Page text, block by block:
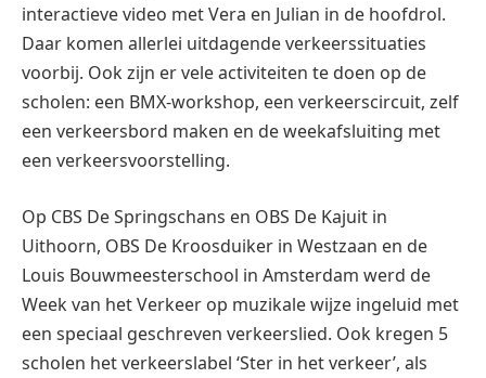
interactieve video met Vera en Julian in de hoofdrol.
Daar komen allerlei uitdagende verkeerssituaties
voorbij. Ook zijn er vele activiteiten te doen op de
scholen: een BMX-workshop, een verkeerscircuit, zelf
een verkeersbord maken en de weekafsluiting met
een verkeersvoorstelling.
Op CBS De Springschans en OBS De Kajuit in
Uithoorn, OBS De Kroosduiker in Westzaan en de
Louis Bouwmeesterschool in Amsterdam werd de
Week van het Verkeer op muzikale wijze ingeluid met
een speciaal geschreven verkeerslied. Ook kregen 5
scholen het verkeerslabel ‘Ster in het verkeer’, als